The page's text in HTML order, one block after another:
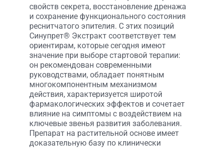
свойств секрета, восстановление дренажа
и сохранение функционального состояния
реснитчатого эпителия. С этих позиций
Синупрет® Экстракт соответствует тем
ориентирам, которые сегодня имеют
значение при выборе стартовой терапии:
он рекомендован современными
руководствами, обладает понятным
многокомпонентным механизмом
действия, характеризуется широтой
фармакологических эффектов и сочетает
влияние на симптомы с воздействием на
ключевые звенья развития заболевания.
Препарат на растительной основе имеет
доказательную базу по клинически